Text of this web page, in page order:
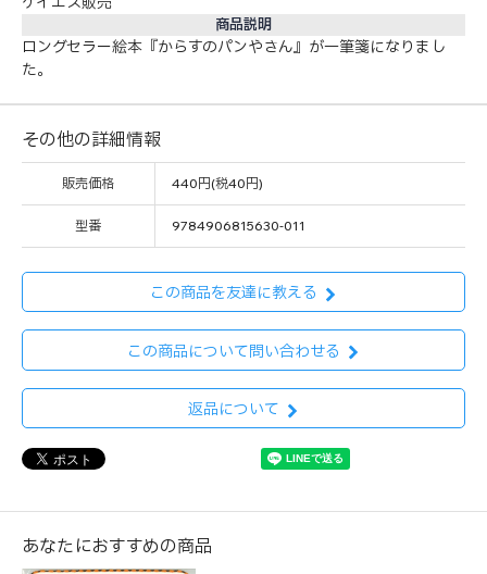
商品説明
ロングセラー絵本『からすのパンやさん』が一筆箋になりまし
た。
その他の詳細情報
販売価格 440円(税40円)
型番 9784906815630-011
この商品を友達に教える
この商品について問い合わせる
返品について
あなたにおすすめの商品